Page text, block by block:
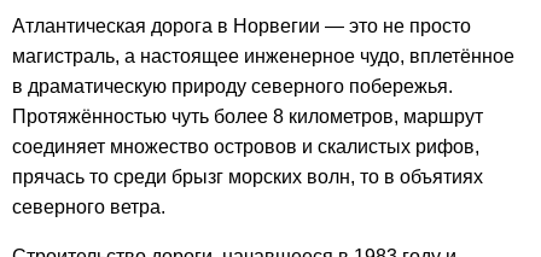
Атлантическая дорога в Норвегии — это не просто
магистраль, а настоящее инженерное чудо, вплетённое
в драматическую природу северного побережья.
Протяжённостью чуть более 8 километров, маршрут
соединяет множество островов и скалистых рифов,
прячась то среди брызг морских волн, то в объятиях
северного ветра.